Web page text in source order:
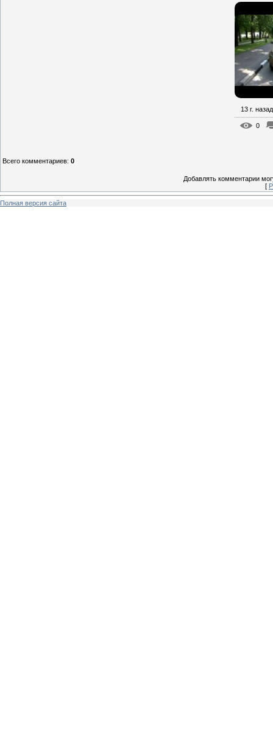
13 г. назад
0
Всего комментариев: 0
Добавлять комментарии
[
Полная версия сайта